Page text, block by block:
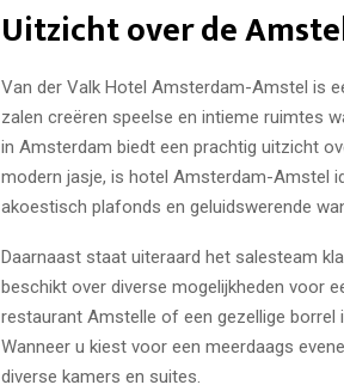
Uitzicht over de
Van der Valk Hotel Amsterdam-Amstel is
zalen creëren speelse en intieme ruimtes
in Amsterdam biedt een prachtig uitzicht
modern jasje, is hotel Amsterdam-Amstel
akoestisch plafonds en geluidswerende
Daarnaast staat uiteraard het salesteam
beschikt over diverse mogelijkheden voor
restaurant Amstelle of een gezellige borrel
Wanneer u kiest voor een meerdaags
diverse kamers en suites.